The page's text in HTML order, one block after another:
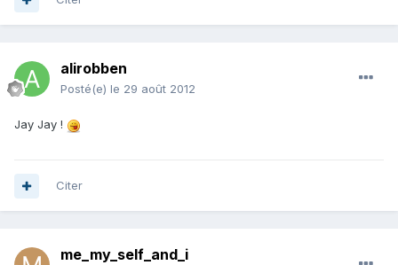
alirobben
Posté(e) le 29 août 2012
Jay Jay !
Citer
me_my_self_and_i